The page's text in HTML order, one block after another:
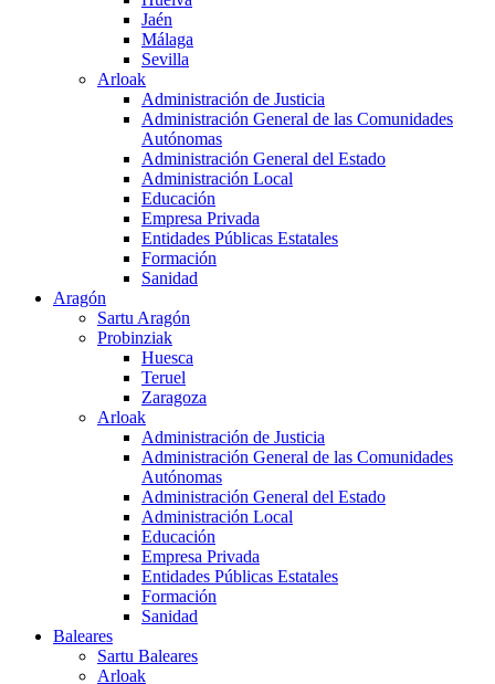
Jaén
Málaga
Sevilla
Arloak
Administración de Justicia
Administración General de las Comunidades
Autónomas
Administración General del Estado
Administración Local
Educación
Empresa Privada
Entidades Públicas Estatales
Formación
Sanidad
Aragón
Sartu Aragón
Probinziak
Huesca
Teruel
Zaragoza
Arloak
Administración de Justicia
Administración General de las Comunidades
Autónomas
Administración General del Estado
Administración Local
Educación
Empresa Privada
Entidades Públicas Estatales
Formación
Sanidad
Baleares
Sartu Baleares
Arloak